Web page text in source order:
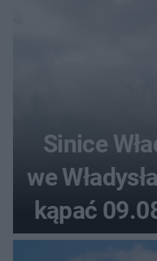
Sinice
we
kąpać